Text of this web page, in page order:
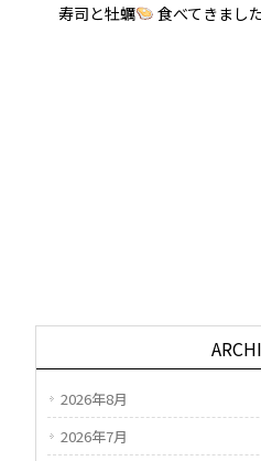
寿司と牡蠣
食べてきまし
2026年8月
2026年7月